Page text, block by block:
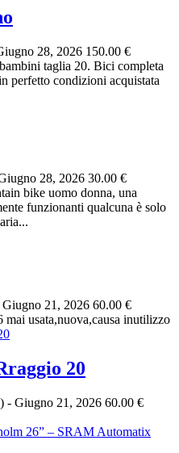
28, 2026 150.00 €
taglia 20. Bici completa
perfetto condizioni acquistata
28, 2026 30.00 €
bike uomo donna, una
funzionanti qualcuna è solo
Giugno 21, 2026 60.00 €
usata,nuova,causa inutilizzo
20
- Giugno 21, 2026 60.00 €